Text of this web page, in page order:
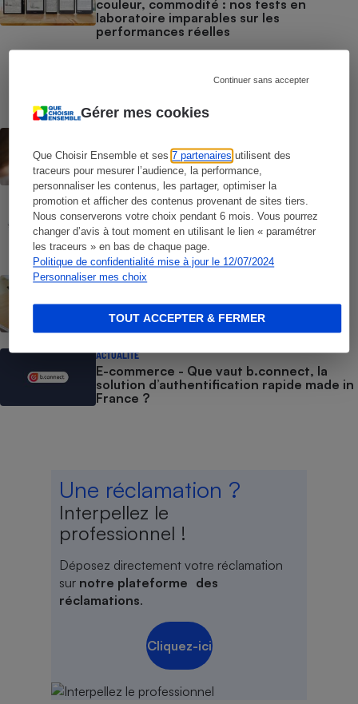
Gérer mes cookies
Que Choisir Ensemble et ses7 partenaires utilisent des
traceurs pour mesurer l’audience, la performance,
personnaliser les contenus, les partager, optimiser la
promotion et afficher des contenus provenant de sites tiers.
Nous conserverons votre choix pendant 6 mois. Vous pourrez
changer d’avis à tout moment en utilisant le lien « paramétrer
les traceurs » en bas de chaque page.
Politique de confidentialité mise à jour le 12/07/2024
Personnaliser mes choix
Continuer sans accepter
TOUT ACCEPTER & FERMER
couleur, commodité : nos tests en
laboratoire imparables sur les
performances réelles
Liseuses - Le protocole
Windows 10 - Comment réagir face à la
fin des mises à jour
COMMENT NOUS TESTONS
Tablettes tactiles - Le protocole
BRÈVE
Windows : nos tests révèlent les vraies
différences
ACTUALITÉ
E-commerce - Que vaut b.connect, la
solution d’authentification rapide made in
France ?
Une réclamation ?
Interpellez le
professionnel !
Déposez directement votre réclamation
sur notre plateforme des
réclamations.
Cliquez-ici